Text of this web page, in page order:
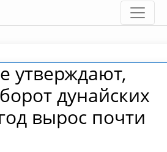
утверждают,
дунайских
вырос почти